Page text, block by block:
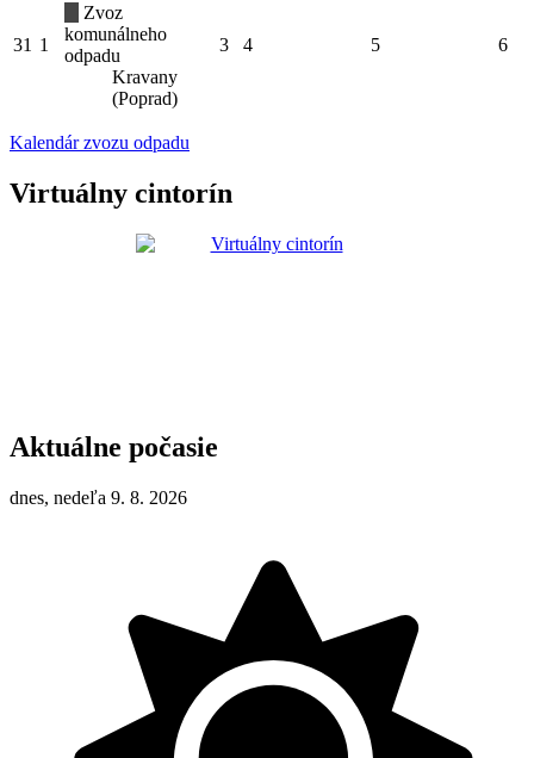
31 1
Zvoz
komunálneho
odpadu
Kravany
(Poprad)
3 4 5 6
Kalendár zvozu odpadu
Virtuálny cintorín
Aktuálne počasie
dnes, nedeľa 9. 8. 2026